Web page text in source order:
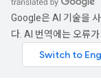
Google은 AI 기술을
다. AI 번역에는 오류